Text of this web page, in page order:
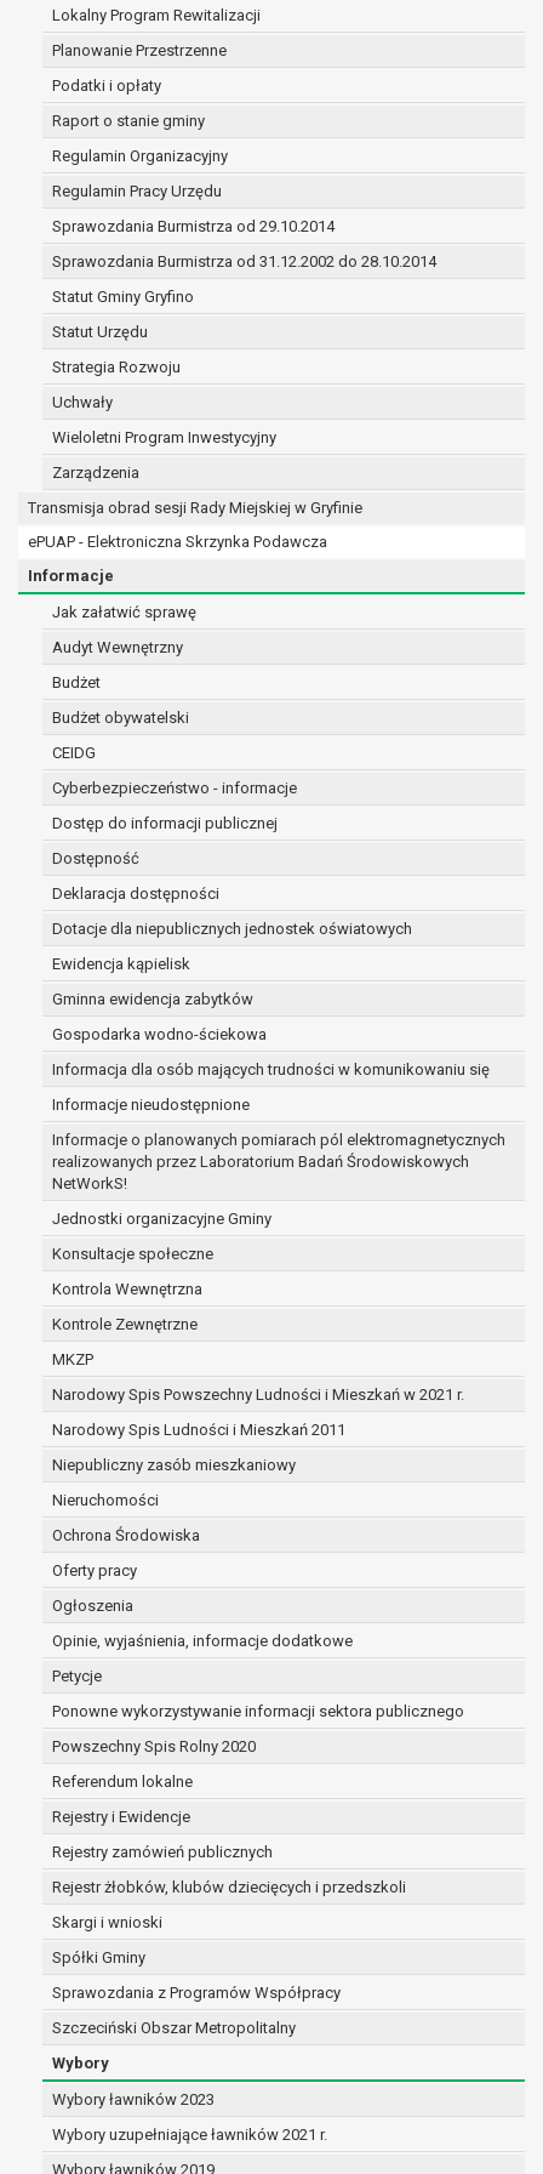
Lokalny Program Rewitalizacji
Planowanie Przestrzenne
Podatki i opłaty
Raport o stanie gminy
Regulamin Organizacyjny
Regulamin Pracy Urzędu
Sprawozdania Burmistrza od 29.10.2014
Sprawozdania Burmistrza od 31.12.2002 do 28.10.2014
Statut Gminy Gryfino
Statut Urzędu
Strategia Rozwoju
Uchwały
Wieloletni Program Inwestycyjny
Zarządzenia
Transmisja obrad sesji Rady Miejskiej w Gryfinie
ePUAP - Elektroniczna Skrzynka Podawcza
Informacje
Jak załatwić sprawę
Audyt Wewnętrzny
Budżet
Budżet obywatelski
CEIDG
Cyberbezpieczeństwo - informacje
Dostęp do informacji publicznej
Dostępność
Deklaracja dostępności
Dotacje dla niepublicznych jednostek oświatowych
Ewidencja kąpielisk
Gminna ewidencja zabytków
Gospodarka wodno-ściekowa
Informacja dla osób mających trudności w komunikowaniu się
Informacje nieudostępnione
Informacje o planowanych pomiarach pól elektromagnetycznych
realizowanych przez Laboratorium Badań Środowiskowych
NetWorkS!
Jednostki organizacyjne Gminy
Konsultacje społeczne
Kontrola Wewnętrzna
Kontrole Zewnętrzne
MKZP
Narodowy Spis Powszechny Ludności i Mieszkań w 2021 r.
Narodowy Spis Ludności i Mieszkań 2011
Niepubliczny zasób mieszkaniowy
Nieruchomości
Ochrona Środowiska
Oferty pracy
Ogłoszenia
Opinie, wyjaśnienia, informacje dodatkowe
Petycje
Ponowne wykorzystywanie informacji sektora publicznego
Powszechny Spis Rolny 2020
Referendum lokalne
Rejestry i Ewidencje
Rejestry zamówień publicznych
Rejestr żłobków, klubów dziecięcych i przedszkoli
Skargi i wnioski
Spółki Gminy
Sprawozdania z Programów Współpracy
Szczeciński Obszar Metropolitalny
Wybory
Wybory ławników 2023
Wybory uzupełniające ławników 2021 r.
Wybory ławników 2019
(merytorycznych), a także obowiązków i
zadań zleconych przez instytucje
nadrzędne wobec Gminy;
zawarcia i realizacji umów;
ochrony żywotnych interesów osoby, której
dane dotyczą, lub innej osoby fizycznej;
wykonania zadania realizowanego w
interesie publicznym lub w ramach
sprawowania władzy publicznej
powierzonej administratorowi;
w pozostałych przypadkach dane osobowe
przetwarzane są wyłącznie na podstawie
wcześniej udzielonej zgody w zakresie i celu
określonym w treści zgody.
W związku z przetwarzaniem danych w celu
wskazanym w pkt. 3, dane osobowe mogą być
udostępniane innym upoważnionym odbiorcom lub
kategoriom odbiorców danych osobowych.
Odbiorcami mogą być:
podmioty, które przetwarzają dane
osobowe w imieniu administratora na
osobowych;
podmioty upoważnione do odbioru danych
przepisów prawa.
Pani/Pana dane osobowe będą przetwarzane
przez okres niezbędny do realizacji celu dla jakiego
zostały zebrane oraz zgodnie z terminami
archiwizacji określonymi przez przepisy prawa
powszechnie obowiązującego.
W przypadku, gdy dane osobowe przetwarzane są
na podstawie zgody osoby, której dane dotyczą
przetwarzanie odbywa się do czasu wycofania tej
zgody.
W przypadku, gdy dane osobowe przetwarzane są
w celu zawarcia i realizacji umowy przetwarzanie
odbywa się przez okres niezbędny do realizacji
zawartej umowy, a po tym czasie w zakresie
wymaganym przez przepisy prawa lub dla
zabezpieczenia ewentualnych roszczeń, a w
przypadku wyrażenia zgody na przetwarzanie
danych po zakończeniu i rozliczeniu umowy, do
czasu wycofania tej zgody.
Ponadto w przypadku umów o dofinansowanie
dane osobowe od momentu pozyskania
przechowywane są przez okres wynikający z
umowy o dofinansowanie zawartej między
beneficjentem a określoną instytucją, trwałości
dokumentacji projektu do celów kontrolnych.
W związku z przetwarzaniem przez
administratora danych osobowych przysługuje
Pani/Panu:
prawo dostępu do treści danych oraz
otrzymywania ich kopii na podstawie art. 15
RODO;
podstawie art. 16 RODO,
dane są nieprawidłowe lub
prawo do żądania usunięcia danych
osobowych (tzw. prawo do bycia
zapomnianym) na podstawie art. 17 RODO,
w przypadku gdy:
dane nie są już niezbędne do celów,
sposób przetwarzane,
osoba, której dane dotyczą, wniosła
sprzeciw wobec przetwarzania
danych osobowych,
zgodę na przetwarzanie danych
osobowych, która jest podstawą
przetwarzania danych i nie ma innej
danych,
dane osobowe przetwarzane są
niezgodnie z prawem,